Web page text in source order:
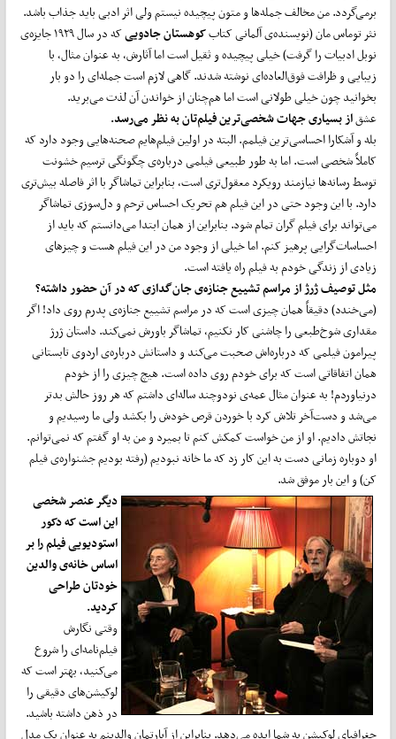
برمی‌گردد. من مخالف جمله‌ها و متون پیچیده نیستم ولی اثر ادبی باید جذاب باشد.
نثر توماس مان (نویسنده‌ی آلمانی کتابکوهستان جادویی
که در سال ۱۹۲۹ جایزه‌ی
نوبل ادبیات را گرفت) خیلی پیچیده و ثقیل است اما آثارش، به عنوان مثال، با
زیبایی و ظرافت فوق‌العاده‌ای نوشته شدند. گاهی لازم است جمله‌ای را دو بار
بخوانید چون خیلی طولانی است اما هم‌چنان از خواندن آن لذت می‌برید.
عشقاز بسیاری جهات شخصی‌ترین فیلم‌تان به نظر می‌رسد.
بله و آشکارا احساسی‌ترین فیلمم. البته در اولین فیلم‌هایم صحنه‌هایی وجود دارد که
کاملاً شخصی است. اما به‌ طور طبیعی فیلمی درباره‌ی چگونگی ترسیم خشونت
توسط رسانه‌ها نیازمند رویکرد معقول‌تری است، بنابراین تماشاگر با اثر فاصله بیش‌تری
دارد. با این وجود حتی در این فیلم هم تحریک احساس ترحم و دل‌سوزی تماشاگر
می‌تواند برای فیلم گران تمام شود. بنابراین از همان ابتدا می‌دانستم که باید از
احساسات‌گرایی پرهیز کنم. اما خیلی از وجود من در این فیلم هست و چیزهای
زیادی از زندگی خودم به فیلم راه یافته است.
مثل توصیف ژرژ از مراسم تشییع جنازه‌ی جان‌گدازی که در آن حضور داشته؟
(می‌خندد) دقیقاً همان چیزی است که در مراسم تشییع جنازه‌ی پدرم روی داد! اگر
مقداری شوخ‌طبعی را چاشنی کار نکنیم، تماشاگر باورش نمی‌کند. داستان ژرژ
پیرامون فیلمی که درباره‌اش صحبت می‌کند و داستانش درباره‌ی اردوی تابستانی
همان اتفاقاتی است که برای خودم روی داده است. هیچ ‌چیزی را از خودم
درنیاوردم! به عنوان مثال عمه‌ی نودوچند ساله‌ای داشتم که هر روز حالش بدتر
می‌شد و دست‌آخر تلاش کرد با خوردن قرص خودش را بکشد ولی ما رسیدیم و
نجاتش دادیم. او از من خواست کمکش کنم تا بمیرد و من به او گفتم که نمی‌توانم.
او دوباره زمانی دست به این کار زد که ما خانه نبودیم (رفته بودیم جشنواره‌ی فیلم
کن) و این بار موفق شد.
دیگر عنصر شخصی
این است که دکور
استودیویی فیلم را بر
اساس خانه‌ی والدین
خودتان طراحی
کردید.
وقتی نگارش
فیلم‌نامه‌ای را شروع
می‌کنید، بهتر است که
لوکیشن‌های دقیقی را
در ذهن داشته باشید.
جغرافیای لوکیشن به شما ایده می‌دهد. بنابراین از آپارتمان والدینم به عنوان یک مدل